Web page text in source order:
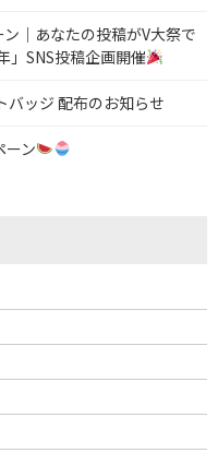
｜あなたの投稿がV大祭で
」SNS投稿企画開催
ッジ 配布のお知らせ
ーン